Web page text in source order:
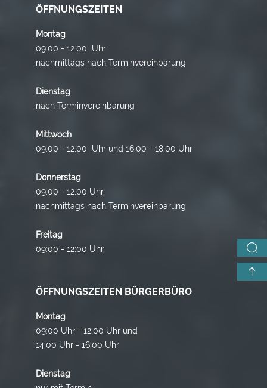
ÖFFNUNGSZEITEN
Montag
09:00 - 12:00 Uhr
nachmittags nach Terminvereinbarung
Dienstag
nach Terminvereinbarung
Mittwoch
09:00 - 12:00 Uhr und 16.00 - 18.00 Uhr
Donnerstag
09:00 - 12:00 Uhr
nachmittags nach Terminvereinbarung
Freitag
09:00 - 12:00 Uhr
ÖFFNUNGSZEITEN BÜRGERBÜRO
Montag
09:00 Uhr - 12:00 Uhr und
14:00 Uhr - 16:00 Uhr
Dienstag